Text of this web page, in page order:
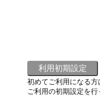
初めてご利用になる方
ご利用の初期設定を行